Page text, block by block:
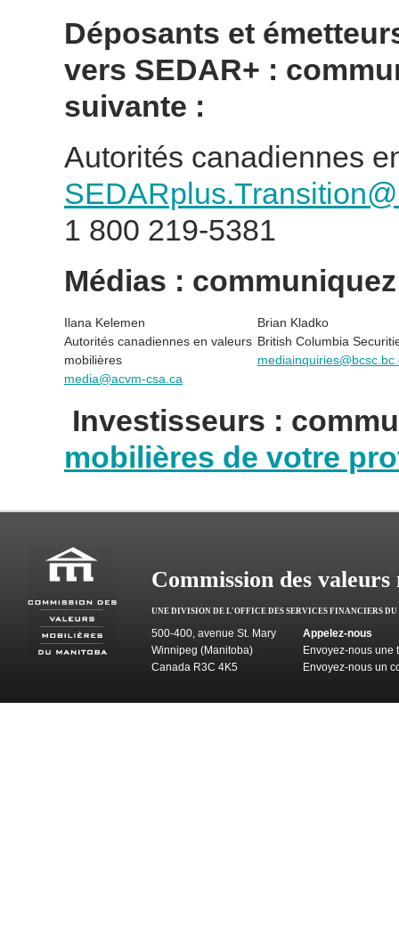
Déposants et
vers SEDAR+ :
suivante :
Autorités canadiennes
1 800 219-5381
Médias :
Ilana Kelemen
Autorités canadiennes en valeurs
mobilières
media@acvm-csa.ca
Brian Kladko
British Columbia
Investisseurs :
mobilières de votre
Commission des
UNE DIVISION DE L'OFFICE DES SERVICES FINANCIERS
500-400, avenue St. Mary
Winnipeg (Manitoba)
Canada R3C 4K5
Appelez-nous
Envoyez-nous une
Envoyez-nous un